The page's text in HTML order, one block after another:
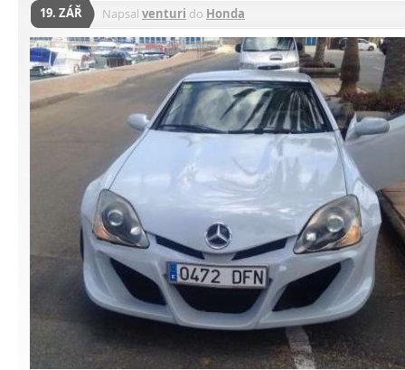
19. ZÁŘ Napsal venturi do Honda